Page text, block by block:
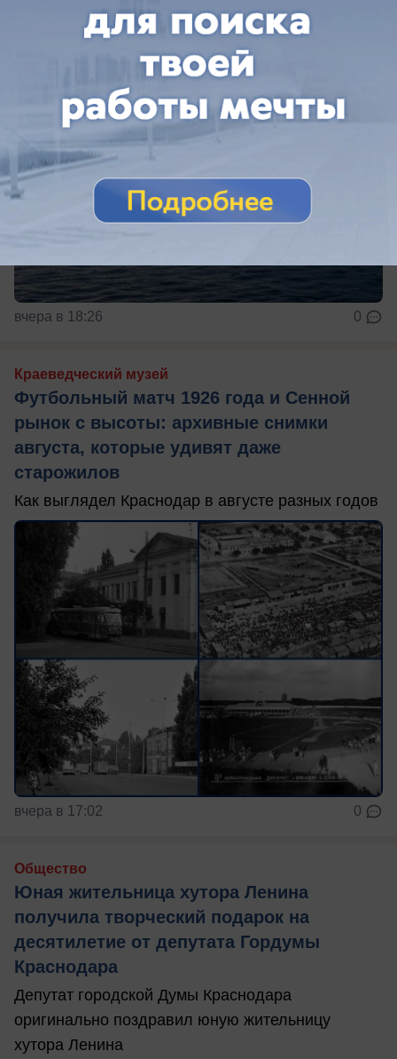
вчера в 18:26 0
Краеведческий музей
Футбольный матч 1926 года и Сенной
рынок с высоты: архивные снимки
августа, которые удивят даже
старожилов
Как выглядел Краснодар в августе разных годов
вчера в 17:02 0
Общество
Юная жительница хутора Ленина
получила творческий подарок на
десятилетие от депутата Гордумы
Краснодара
Депутат городской Думы Краснодара
оригинально поздравил юную жительницу
хутора Ленина